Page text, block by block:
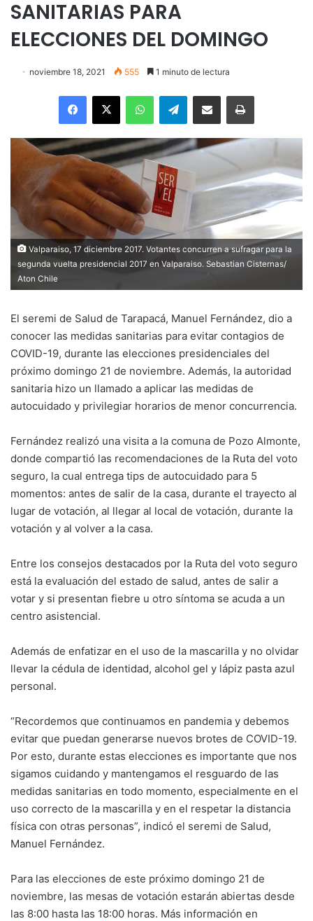
SANITARIAS PARA
ELECCIONES DEL DOMINGO
noviembre 18, 2021 555 1 minuto de lectura
Facebook
X WhatsAppTelegramEnviar vía email Imprimir
Valparaiso, 17 diciembre 2017. Votantes concurren a sufragar para la
segunda vuelta presidencial 2017 en Valparaiso. Sebastian Cisternas/
Aton Chile
El seremi de Salud de Tarapacá, Manuel Fernández, dio a
conocer las medidas sanitarias para evitar contagios de
COVID-19, durante las elecciones presidenciales del
próximo domingo 21 de noviembre. Además, la autoridad
sanitaria hizo un llamado a aplicar las medidas de
autocuidado y privilegiar horarios de menor concurrencia.
Fernández realizó una visita a la comuna de Pozo Almonte,
donde compartió las recomendaciones de la Ruta del voto
seguro, la cual entrega tips de autocuidado para 5
momentos: antes de salir de la casa, durante el trayecto al
lugar de votación, al llegar al local de votación, durante la
votación y al volver a la casa.
Entre los consejos destacados por la Ruta del voto seguro
está la evaluación del estado de salud, antes de salir a
votar y si presentan fiebre u otro síntoma se acuda a un
centro asistencial.
Además de enfatizar en el uso de la mascarilla y no olvidar
llevar la cédula de identidad, alcohol gel y lápiz pasta azul
personal.
“Recordemos que continuamos en pandemia y debemos
evitar que puedan generarse nuevos brotes de COVID-19.
Por esto, durante estas elecciones es importante que nos
sigamos cuidando y mantengamos el resguardo de las
medidas sanitarias en todo momento, especialmente en el
uso correcto de la mascarilla y en el respetar la distancia
física con otras personas”, indicó el seremi de Salud,
Manuel Fernández.
Para las elecciones de este próximo domingo 21 de
noviembre, las mesas de votación estarán abiertas desde
las 8:00 hasta las 18:00 horas. Más información en